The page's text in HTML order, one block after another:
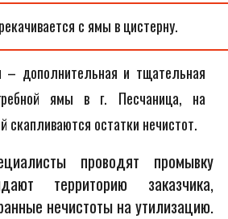
с ямы в цистерну.
дополнительная и тщательная
ямы в г. Песчаница, на
скапливаются остатки нечистот.
проводят промывку
территорию заказчика,
нечистоты на утилизацию.